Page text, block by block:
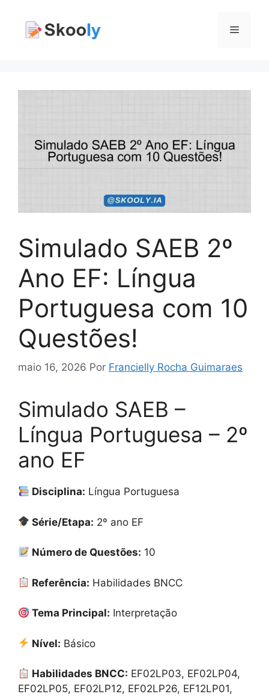
Menu
Simulado SAEB 2º
Ano EF: Língua
Portuguesa com 10
Questões!
maio 16, 2026 Por Francielly Rocha Guimaraes
Simulado SAEB –
Língua Portuguesa – 2º
ano EF
Disciplina: Língua Portuguesa
Série/Etapa: 2º ano EF
Número de Questões: 10
Referência: Habilidades BNCC
Tema Principal: Interpretação
Nível: Básico
Habilidades BNCC: EF02LP03, EF02LP04,
EF02LP05, EF02LP12, EF02LP26, EF12LP01,